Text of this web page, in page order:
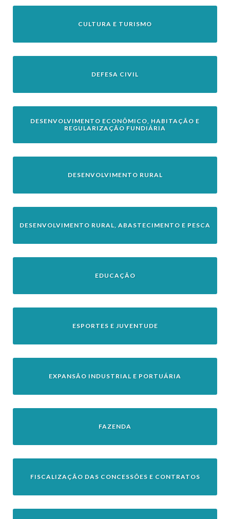
CULTURA E TURISMO
DEFESA CIVIL
DESENVOLVIMENTO ECONÔMICO, HABITAÇÃO E
REGULARIZAÇÃO FUNDIÁRIA
DESENVOLVIMENTO RURAL
DESENVOLVIMENTO RURAL, ABASTECIMENTO E PESCA
EDUCAÇÃO
ESPORTES E JUVENTUDE
EXPANSÃO INDUSTRIAL E PORTUÁRIA
FAZENDA
FISCALIZAÇÃO DAS CONCESSÕES E CONTRATOS